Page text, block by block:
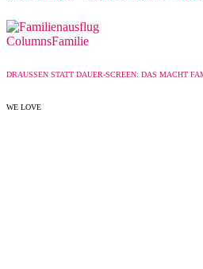
ColumnsFamilie
DRAUSSEN STATT DAUER-SCREEN: DAS MACHT
WE LOVE